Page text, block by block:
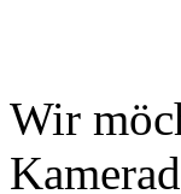
Wir